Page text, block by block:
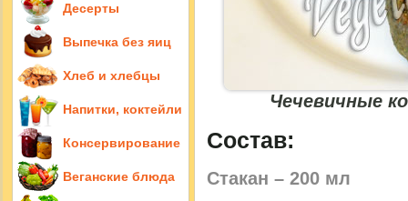
Чечевичные
Состав:
Стакан – 200 мл
Десерты
Выпечка без яиц
Хлеб и хлебцы
Напитки, коктейли
Консервирование
Веганские блюда